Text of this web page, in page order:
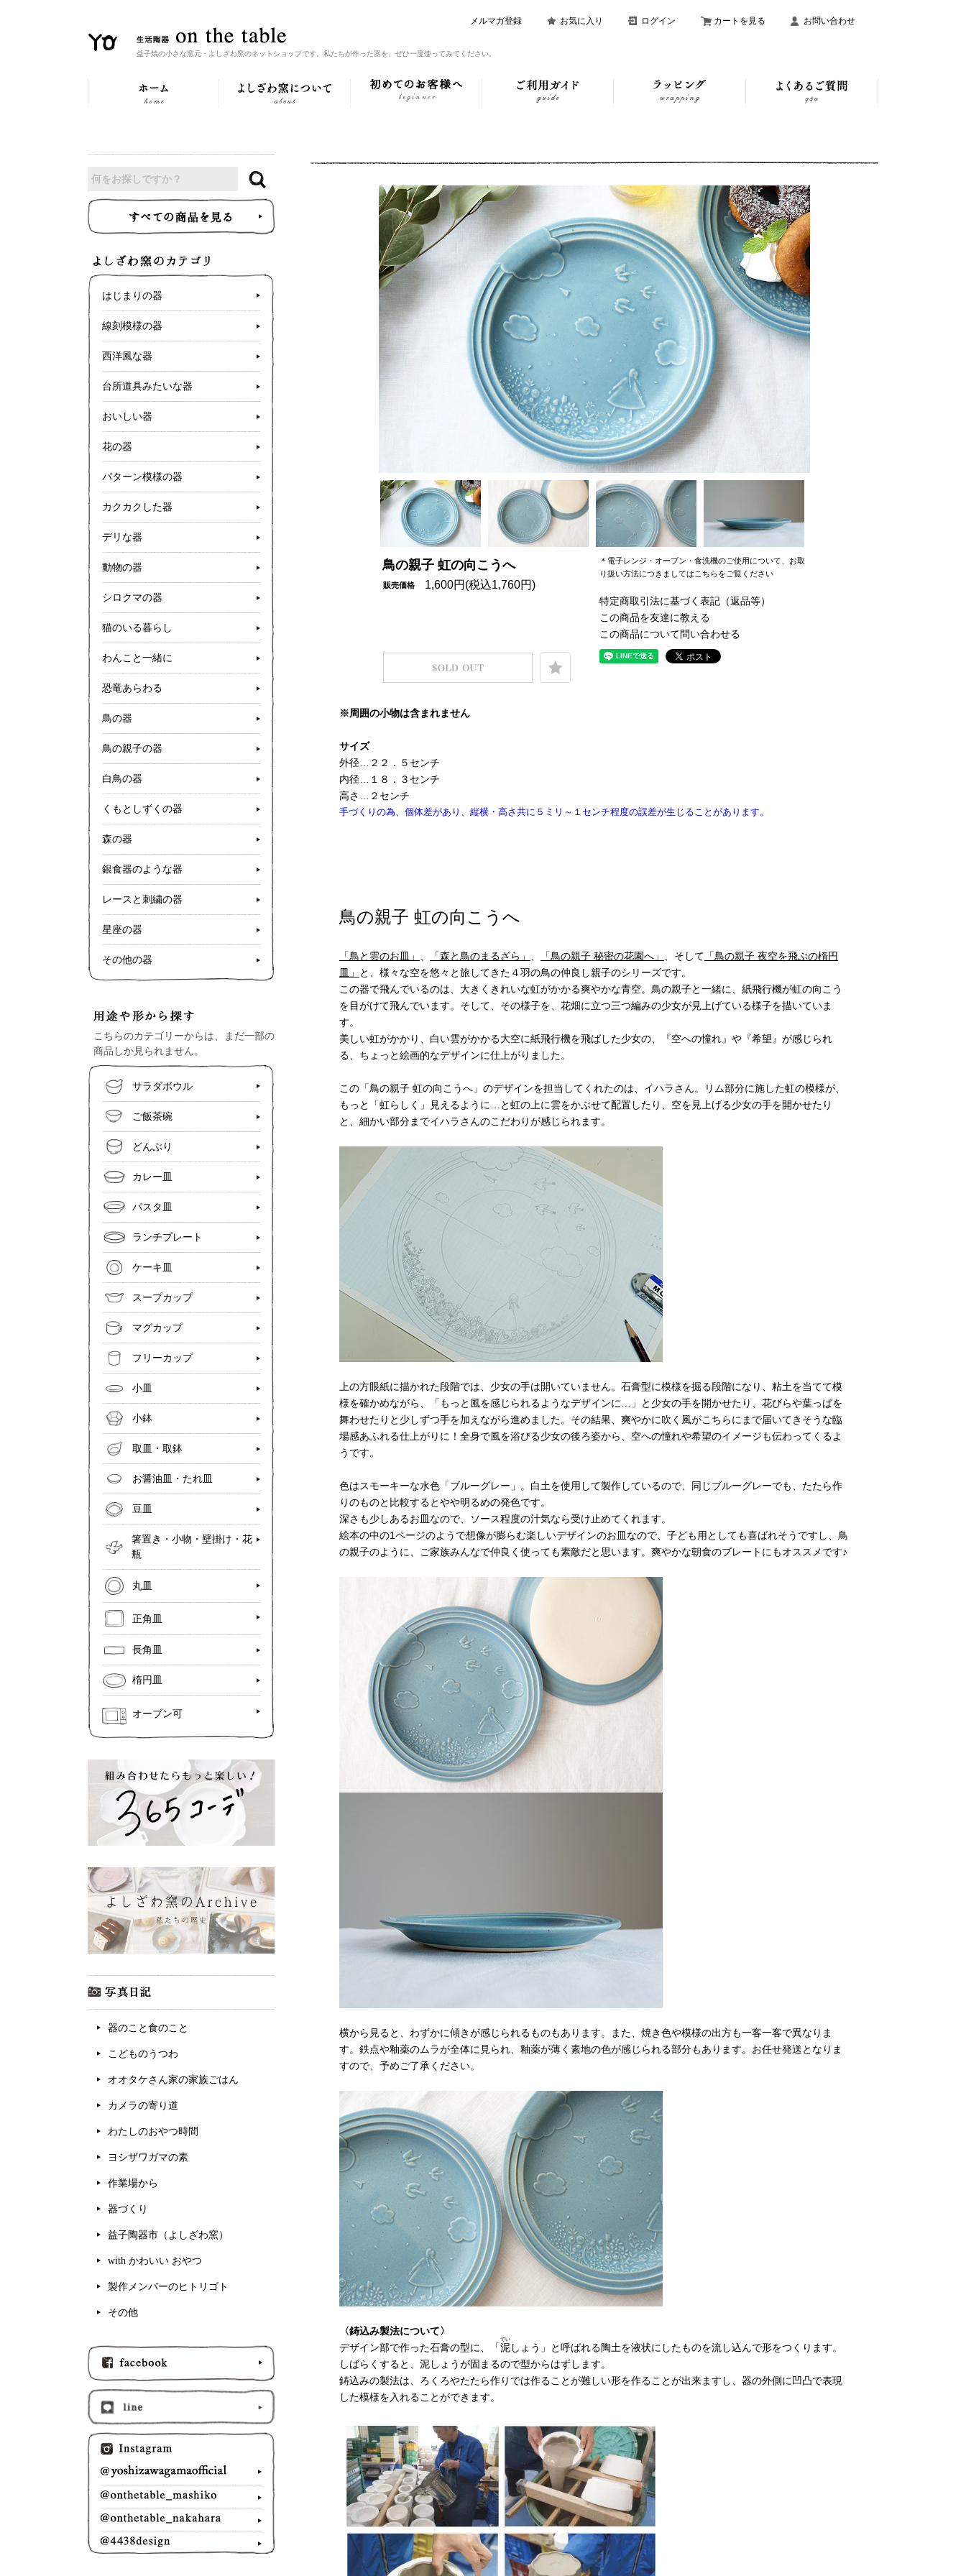
メルマガ登録 お気に入り ログイン カートを見る お問い合わせ
益子焼の小さな窯元・よしざわ窯のネットショップです。私たちが作った器を、ぜひ一度使ってみてください。
鳥の親子 虹の向こうへ
販売価格 1,600円(税込1,760円)
＊電子レンジ・オーブン・食洗機のご使用について、お取
り扱い方法につきましてはこちらをご覧ください
特定商取引法に基づく表記（返品等）
この商品を友達に教える
この商品について問い合わせる
※周囲の小物は含まれません
サイズ
外径…２２．５センチ
内径…１８．３センチ
高さ…２センチ
手づくりの為、個体差があり、縦横・高さ共に５ミリ～１センチ程度の誤差が生じることがあります。
鳥の親子 虹の向こうへ
「鳥と雲のお皿」 「森と鳥のまるざら」 「鳥の親子 秘密の花園へ」 、そして 「鳥の親子 夜空を飛ぶの楕円
皿」
と、様々な空を悠々と旅してきた４羽の鳥の仲良し親子のシリーズです。
この器で飛んでいるのは、大きくきれいな虹がかかる爽やかな青空。鳥の親子と一緒に、紙飛行機が虹の向こう
を目がけて飛んでいます。そして、その様子を、花畑に立つ三つ編みの少女が見上げている様子を描いていま
す。
美しい虹がかかり、白い雲がかかる大空に紙飛行機を飛ばした少女の、『空への憧れ』や『希望』が感じられ
る、ちょっと絵画的なデザインに仕上がりました。
この「鳥の親子 虹の向こうへ」のデザインを担当してくれたのは、イハラさん。リム部分に施した虹の模様が、
もっと「虹らしく」見えるように…と虹の上に雲をかぶせて配置したり、空を見上げる少女の手を開かせたり
と、細かい部分までイハラさんのこだわりが感じられます。
上の方眼紙に描かれた段階では、少女の手は開いていません。石膏型に模様を掘る段階になり、粘土を当てて模
様を確かめながら、「もっと風を感じられるようなデザインに…」と少女の手を開かせたり、花びらや葉っぱを
舞わせたりと少しずつ手を加えながら進めました。その結果、爽やかに吹く風がこちらにまで届いてきそうな臨
場感あふれる仕上がりに！全身で風を浴びる少女の後ろ姿から、空への憧れや希望のイメージも伝わってくるよ
うです。
色はスモーキーな水色「ブルーグレー」。白土を使用して製作しているので、同じブルーグレーでも、たたら作
りのものと比較するとやや明るめの発色です。
深さも少しあるお皿なので、ソース程度の汁気なら受け止めてくれます。
絵本の中の1ページのようで想像が膨らむ楽しいデザインのお皿なので、子ども用としても喜ばれそうですし、鳥
の親子のように、ご家族みんなで仲良く使っても素敵だと思います。爽やかな朝食のプレートにもオススメです♪
横から見ると、わずかに傾きが感じられるものもあります。また、焼き色や模様の出方も一客一客で異なりま
す。鉄点や釉薬のムラが全体に見られ、釉薬が薄く素地の色が感じられる部分もあります。お任せ発送となりま
すので、予めご了承ください。
〈鋳込み製法について〉
デザイン部で作った石膏の型に、「泥
でい
しょう」と呼ばれる陶土を液状にしたものを流し込んで形をつくります。
しばらくすると、泥しょうが固まるので型からはずします。
鋳込みの製法は、ろくろやたたら作りでは作ることが難しい形を作ることが出来ますし、器の外側に凹凸で表現
した模様を入れることができます。
はじまりの器
線刻模様の器
西洋風な器
台所道具みたいな器
おいしい器
花の器
パターン模様の器
カクカクした器
デリな器
動物の器
シロクマの器
猫のいる暮らし
わんこと一緒に
恐竜あらわる
鳥の器
鳥の親子の器
白鳥の器
くもとしずくの器
森の器
銀食器のような器
レースと刺繍の器
星座の器
その他の器
こちらのカテゴリーからは、まだ一部の
商品しか見られません。
サラダボウル
ご飯茶碗
どんぶり
カレー皿
パスタ皿
ランチプレート
ケーキ皿
スープカップ
マグカップ
フリーカップ
小皿
小鉢
取皿・取鉢
お醤油皿・たれ皿
豆皿
箸置き・小物・壁掛け・花
瓶
丸皿
正角皿
長角皿
楕円皿
オーブン可
器のこと食のこと
こどものうつわ
オオタケさん家の家族ごはん
カメラの寄り道
わたしのおやつ時間
ヨシザワガマの素
作業場から
器づくり
益子陶器市（よしざわ窯）
with かわいい おやつ
製作メンバーのヒトリゴト
その他